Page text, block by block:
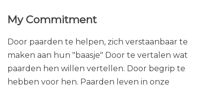
My Commitment
Door paarden te helpen, zich verstaanbaar te
maken aan hun "baasje" Door te vertalen wat
paarden hen willen vertellen. Door begrip te
hebben voor hen. Paarden leven in onze